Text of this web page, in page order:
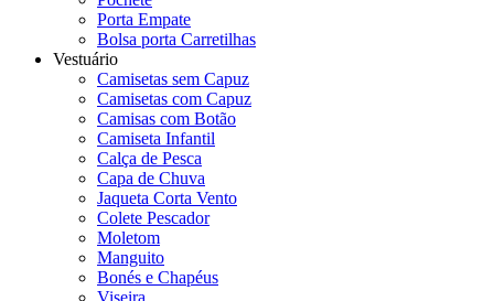
Porta Empate
Bolsa porta Carretilhas
Vestuário
Camisetas sem Capuz
Camisetas com Capuz
Camisas com Botão
Camiseta Infantil
Calça de Pesca
Capa de Chuva
Jaqueta Corta Vento
Colete Pescador
Moletom
Manguito
Bonés e Chapéus
Viseira